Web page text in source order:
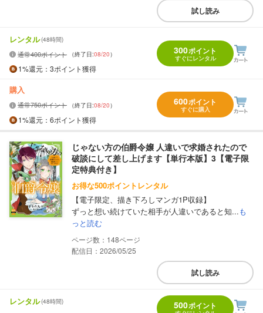
試し読み
レンタル(48時間)
通常400ポイント （終了日:08/20）
1%還元 ：3ポイント獲得
300ポイント
すぐにレンタル
購入
通常750ポイント （終了日:08/20）
1%還元 ：6ポイント獲得
600ポイント
すぐに購入
じゃない方の伯爵令嬢 人違いで求婚されたので
破談にして差し上げます【単行本版】3【電子限
定特典付き】
お得な500ポイントレンタル
【電子限定、描き下ろしマンガ1P収録】
ずっと想い続けていた相手が人違いであると知...も
っと読む
148
配信日：2026/05/25
試し読み
レンタル(48時間) 500ポイント